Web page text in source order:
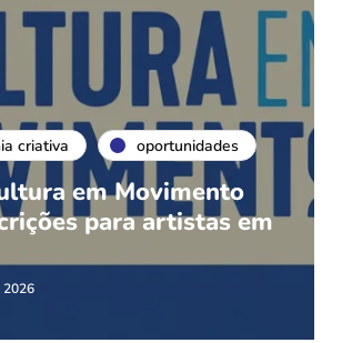
criativa oportunidades
em Movimento
para artistas em
2026